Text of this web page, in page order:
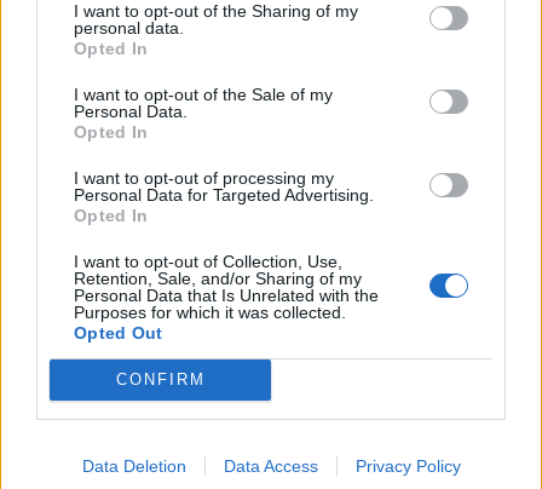
I want to opt-out of the Sharing of my
personal data.
Opted In
I want to opt-out of the Sale of my
Personal Data.
Opted In
I want to opt-out of processing my
Personal Data for Targeted Advertising.
Opted In
I want to opt-out of Collection, Use,
Retention, Sale, and/or Sharing of my
Personal Data that Is Unrelated with the
Purposes for which it was collected.
Opted Out
CONFIRM
Data Deletion Data Access Privacy Policy
El 16 de mayo también se celebra ...
Día Internacional de la Convivencia en Paz
Día Mundial del Heavy Metal
Día Internacional de los Celíacos